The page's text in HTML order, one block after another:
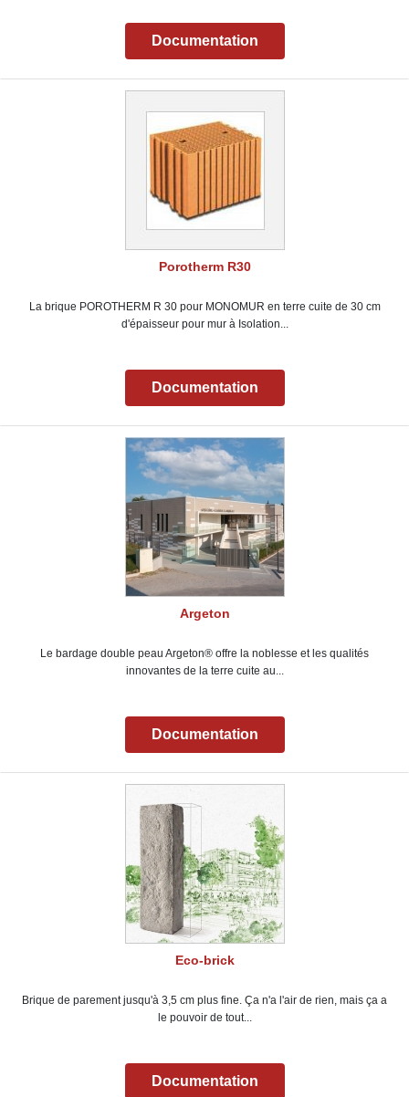
Documentation
Porotherm R30
La brique POROTHERM R 30 pour MONOMUR en terre cuite de 30 cm
d'épaisseur pour mur à Isolation...
Documentation
Argeton
Le bardage double peau Argeton® offre la noblesse et les qualités
innovantes de la terre cuite au...
Documentation
Eco-brick
Brique de parement jusqu'à 3,5 cm plus fine. Ça n'a l'air de rien, mais ça a
le pouvoir de tout...
Documentation